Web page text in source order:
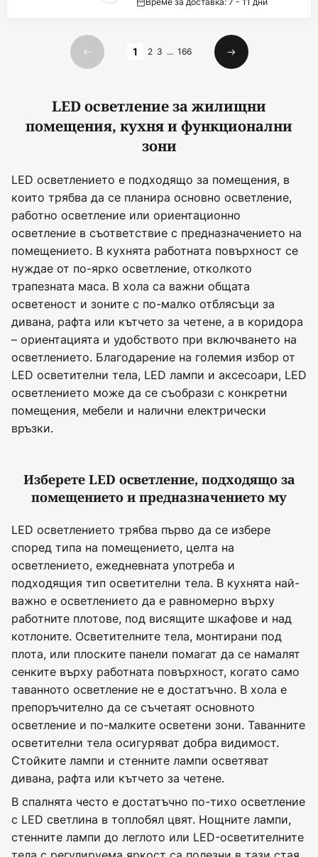
Предишна
1 2 3 ... 166
Следваща
LED осветление за жилищни
помещения, кухня и функционални
зони
LED осветлението е подходящо за помещения, в
които трябва да се планира основно осветление,
работно осветление или ориентационно
осветление в съответствие с предназначението на
помещението. В кухнята работната повърхност се
нуждае от по-ярко осветление, отколкото
трапезната маса. В хола са важни общата
осветеност и зоните с по-малко отблясъци за
дивана, рафта или кътчето за четене, а в коридора
– ориентацията и удобството при включването на
осветлението. Благодарение на големия избор от
LED осветителни тела, LED лампи и аксесоари, LED
осветлението може да се съобрази с конкретни
помещения, мебели и налични електрически
връзки.
Изберете LED осветление, подходящо за
помещението и предназначението му
LED осветлението трябва първо да се избере
според типа на помещението, целта на
осветлението, ежедневната употреба и
подходящия тип осветителни тела. В кухнята най-
важно е осветлението да е равномерно върху
работните плотове, под висящите шкафове и над
котлоните. Осветителните тела, монтирани под
плота, или плоските панели помагат да се намалят
сенките върху работната повърхност, когато само
таванното осветление не е достатъчно. В хола е
препоръчително да се съчетаят основното
осветление и по-малките осветени зони. Таванните
осветителни тела осигуряват добра видимост.
Стойките лампи и стенните лампи осветяват
дивана, рафта или кътчето за четене.
В спалнята често е достатъчно по-тихо осветление
с LED светлина в топлобял цвят. Нощните лампи,
стенните лампи до леглото или LED-осветителните